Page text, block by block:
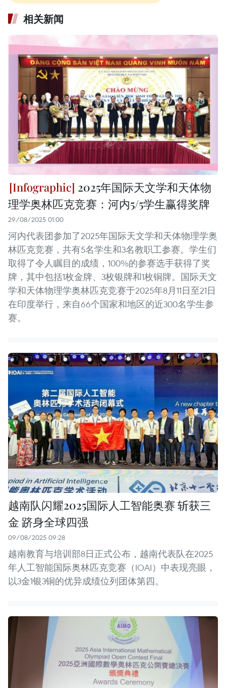
相关新闻
2025年国际天文学和天体物
理学奥林匹克竞赛：河内5/5学生赢得奖牌
29/08/2025 01:00
河内代表团参加了2025年国际天文学和天体物理学奥
林匹克竞赛，共有5名学生和3名教职工参赛。学生们
取得了令人瞩目的成绩，100%的参赛选手获得了奖
牌，其中包括1枚金牌、3枚银牌和1枚铜牌。国际天文
学和天体物理学奥林匹克竞赛于2025年8月11日至21日
在印度举行，来自66个国家和地区的近300名学生参
赛。
越南队闪耀2025国际人工智能奥赛 斩获三
金 跻身全球四强
09/08/2025 09:28
越南教育与培训部8日正式公布，越南代表队在2025
年人工智能国际奥林匹克竞赛（IOAI）中表现亮眼，
以3金1银3铜的优异成绩位列团体第四。